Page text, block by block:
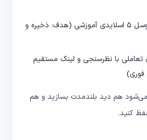
چهارشنبه: کاروسل 5 اسلایدی آموزشی (هدف: ذخیره و
تعاملی با نظرسنجی و لینک مستقیم
هم دید بلندمدت بسازید و هم
کنید.